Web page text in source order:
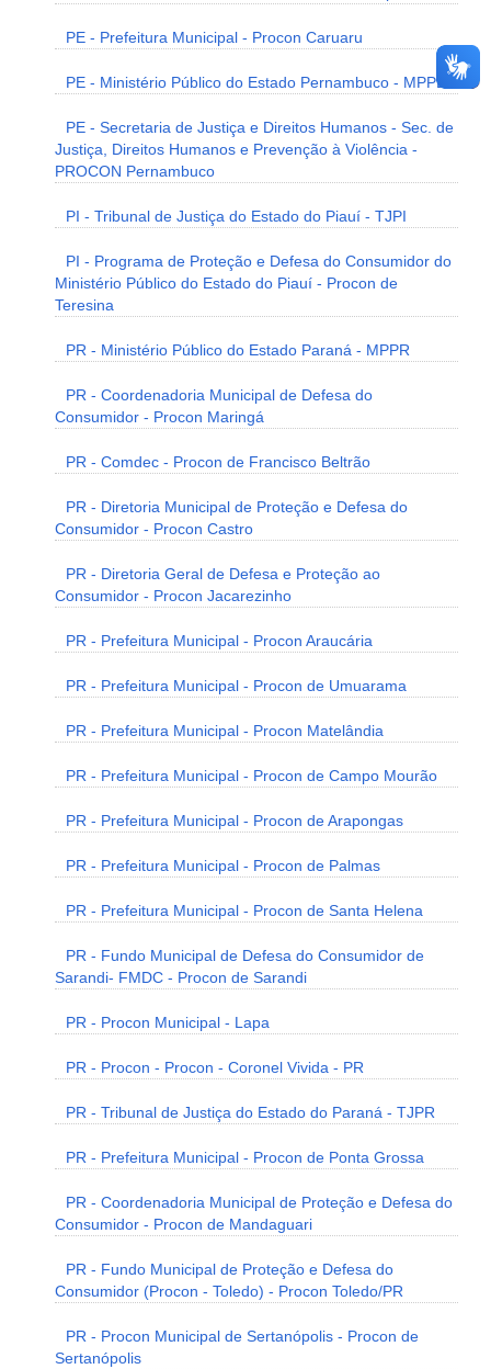
PE - Prefeitura Municipal - Procon Caruaru
PE - Ministério Público do Estado Pernambuco - MPPE
PE - Secretaria de Justiça e Direitos Humanos - Sec. de
Justiça, Direitos Humanos e Prevenção à Violência -
PROCON Pernambuco
PI - Tribunal de Justiça do Estado do Piauí - TJPI
PI - Programa de Proteção e Defesa do Consumidor do
Ministério Público do Estado do Piauí - Procon de
Teresina
PR - Ministério Público do Estado Paraná - MPPR
PR - Coordenadoria Municipal de Defesa do
Consumidor - Procon Maringá
PR - Comdec - Procon de Francisco Beltrão
PR - Diretoria Municipal de Proteção e Defesa do
Consumidor - Procon Castro
PR - Diretoria Geral de Defesa e Proteção ao
Consumidor - Procon Jacarezinho
PR - Prefeitura Municipal - Procon Araucária
PR - Prefeitura Municipal - Procon de Umuarama
PR - Prefeitura Municipal - Procon Matelândia
PR - Prefeitura Municipal - Procon de Campo Mourão
PR - Prefeitura Municipal - Procon de Arapongas
PR - Prefeitura Municipal - Procon de Palmas
PR - Prefeitura Municipal - Procon de Santa Helena
PR - Fundo Municipal de Defesa do Consumidor de
Sarandi- FMDC - Procon de Sarandi
PR - Procon Municipal - Lapa
PR - Procon - Procon - Coronel Vivida - PR
PR - Tribunal de Justiça do Estado do Paraná - TJPR
PR - Prefeitura Municipal - Procon de Ponta Grossa
PR - Coordenadoria Municipal de Proteção e Defesa do
Consumidor - Procon de Mandaguari
PR - Fundo Municipal de Proteção e Defesa do
Consumidor (Procon - Toledo) - Procon Toledo/PR
PR - Procon Municipal de Sertanópolis - Procon de
Sertanópolis